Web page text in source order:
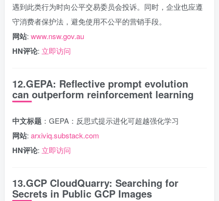
遇到此类行为时向公平交易委员会投诉。同时，企业也应遵
守消费者保护法，避免使用不公平的营销手段。
网站: www.nsw.gov.au
HN评论: 立即访问
12.GEPA: Reflective prompt evolution
can outperform reinforcement learning
中文标题 ：GEPA：反思式提示进化可超越强化学习
网站: arxiviq.substack.com
HN评论: 立即访问
13.GCP CloudQuarry: Searching for
Secrets in Public GCP Images